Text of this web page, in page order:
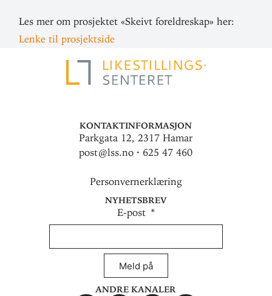
Les mer om pro­sjektet «Skeivt for­eldreskap» her:
Lenke til prosjektside
Kontaktinformasjon
Parkgata 12, 2317 Hamar
post@lss.no · 625 47 460
Personvernerklæring
Nyhetsbrev
E-post
Meld på
Andre kanaler